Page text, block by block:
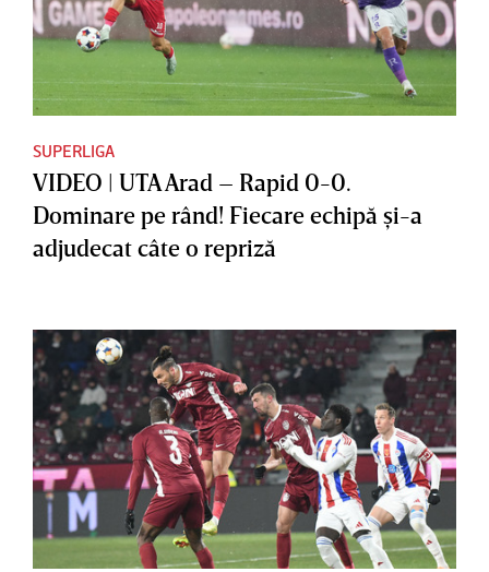
SUPERLIGA
VIDEO | UTA Arad – Rapid 0-0.
Dominare pe rând! Fiecare echipă şi-a
adjudecat câte o repriză